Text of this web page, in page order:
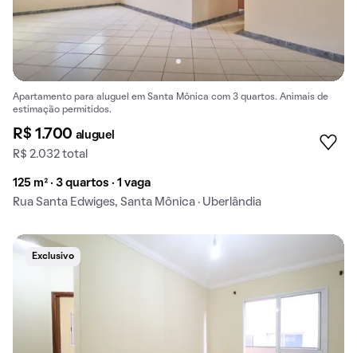
Apartamento para aluguel em Santa Mônica com 3 quartos. Animais de
estimação permitidos.
R$ 1.700 aluguel
R$ 2.032 total
125 m² · 3 quartos · 1 vaga
Rua Santa Edwiges, Santa Mônica · Uberlândia
Exclusivo